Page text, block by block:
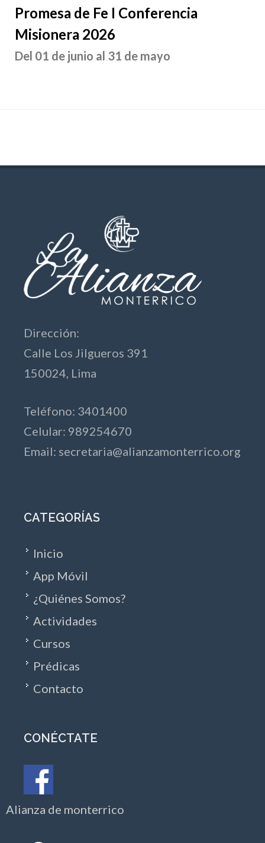
Promesa de Fe I Conferencia
Misionera 2026
Del 01 de junio al 31 de mayo
Dirección:
Calle Los Jilgueros 391
150024, Lima
Teléfono: 3401400
Celular: 989254670
Email: secretaria@alianzamonterrico.org
CATEGORÍAS
Inicio
App Móvil
¿Quiénes Somos?
Actividades
Cursos
Prédicas
Contacto
CONÉCTATE
Alianza de monterrico